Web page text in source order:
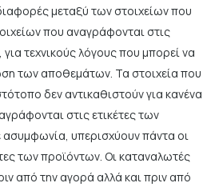
μεταξύ των στοιχείων που
που αναγράφονται στις
τεχνικούς λόγους που μπορεί να
των αποθεμάτων. Τα στοιχεία που
δεν αντικαθιστούν για κανένα
στις ετικέτες των
υπερισχύουν πάντα οι
των προϊόντων. Οι καταναλωτές
από την αγορά αλλά και πριν από